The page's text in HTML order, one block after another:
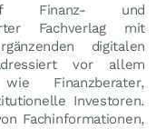
Finanz- und
Fachverlag mit
digitalen
vor allem
Finanzberater,
Investoren.
Fachinformationen,